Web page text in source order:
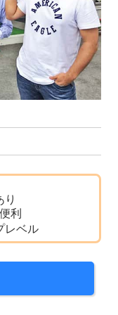
り
利
レベル